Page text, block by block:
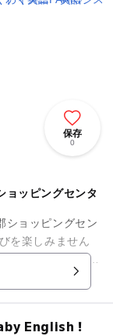
保存
0
ョッピングセンタ
ショッピングセン
English！